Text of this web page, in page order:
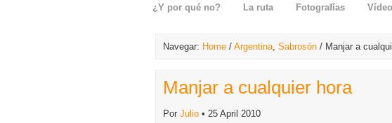
¿Y por qué no? La ruta Fotografías
Navegar: Home / Argentina, Sabrosón / Manjar a
Manjar a cualquier hora
Por Julio • 25 April 2010